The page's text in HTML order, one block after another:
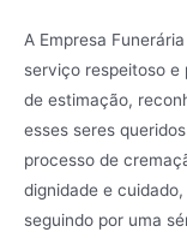
A Empresa
serviço respeitoso e
de estimação,
esses seres
processo de
dignidade e
seguindo por uma